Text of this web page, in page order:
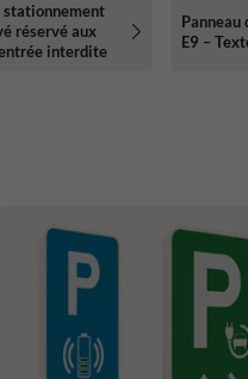
stationnement
réservé aux
interdite
E9 –